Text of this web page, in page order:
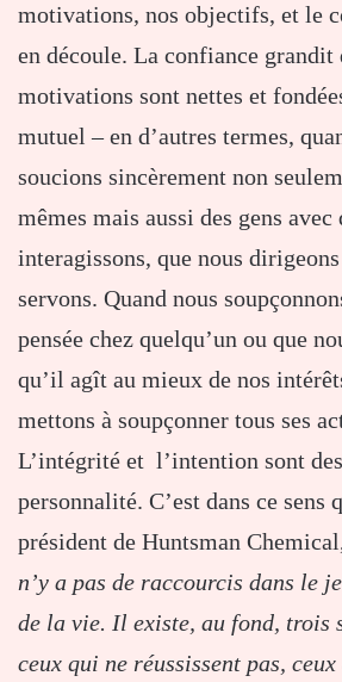
motivations, nos objectifs, et le
en découle. La confiance grandit
motivations sont nettes et
mutuel – en d’autres termes,
soucions sincèrement non
mêmes mais aussi des gens avec
interagissons, que nous
servons. Quand nous
pensée chez quelqu’un ou que
qu’il agît au mieux de nos
mettons à soupçonner tous ses
L’intégrité et l’intention sont
personnalité. C’est dans ce sens
président de Huntsman
n’y a pas de raccourcis dans le
de la vie. Il existe, au fond, trois
ceux qui ne réussissent pas,